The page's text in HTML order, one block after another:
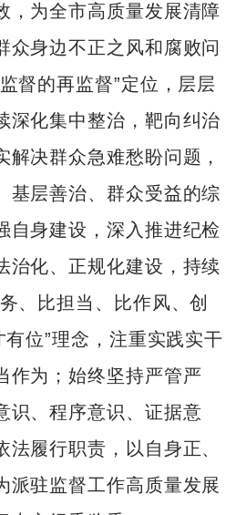
，为全市高质量发展清障
众身边不正之风和腐败问
督的再监督”定位，层层
深化集中整治，靶向纠治
解决群众急难愁盼问题，
基层善治、群众受益的综
自身建设，深入推进纪检
治化、正规化建设，持续
、比担当、比作风、创
有位”理念，注重实践实干
作为；始终坚持严管严
识、程序意识、证据意
履行职责，以自身正、
派驻监督工作高质量发展